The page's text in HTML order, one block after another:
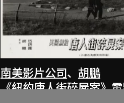
南美影片公司、胡鵬
《紐約唐人街碎屍案》